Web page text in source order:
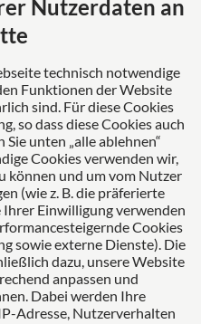
Erfahrung,
Ihr verlässlicher
Lösungen und
Mandanten.
Nutzerdaten an
technisch notwendige
Funktionen der Website
sind. Für diese Cookies
so dass diese Cookies auch
unten „alle ablehnen“
Cookies verwenden wir,
können und um vom Nutzer
(wie z. B. die präferierte
Ihrer Einwilligung verwenden
Cookies
sowie externe Dienste). Die
dazu, unsere Website
anpassen und
Dabei werden Ihre
Adresse, Nutzerverhalten